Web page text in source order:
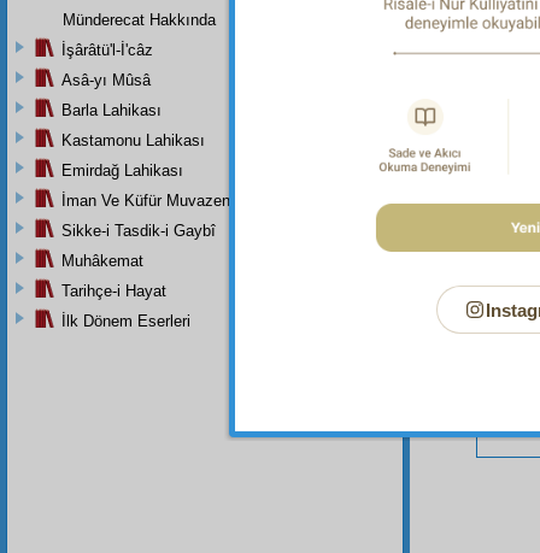
Münderecat Hakkında
İşârâtü'l-İ'câz
Asâ-yı Mûsâ
Barla Lahikası
Kastamonu Lahikası
Emirdağ Lahikası
İman Ve Küfür Muvazeneleri
Sikke-i Tasdik-i Gaybî
Muhâkemat
Tarihçe-i Hayat
İlk Dönem Eserleri